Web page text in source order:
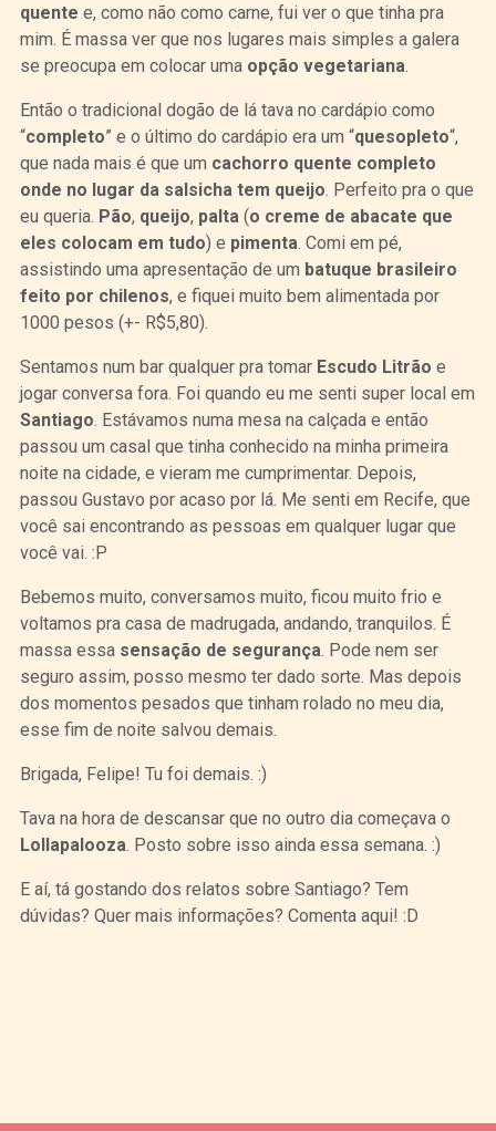
quente e, como não como carne, fui ver o que tinha pra
mim. É massa ver que nos lugares mais simples a galera
se preocupa em colocar uma opção vegetariana
Então o tradicional dogão de lá tava no cardápio como
“completo” e o último do cardápio era um “quesopleto“,
que nada mais é que um cachorro quente completo
onde no lugar da salsicha tem queijo . Perfeito pra o que
eu queria. Pão, queijo, palta (o creme de abacate que
eles colocam em tudo) e pimenta . Comi em pé,
assistindo uma apresentação de um batuque brasileiro
feito por chilenos, e fiquei muito bem alimentada por
1000 pesos (+- R$5,80).
Sentamos num bar qualquer pra tomar Escudo Litrão e
jogar conversa fora. Foi quando eu me senti super local em
Santiago . Estávamos numa mesa na calçada e então
passou um casal que tinha conhecido na minha primeira
noite na cidade, e vieram me cumprimentar. Depois,
passou Gustavo por acaso por lá. Me senti em Recife, que
você sai encontrando as pessoas em qualquer lugar que
você vai. :P
Bebemos muito, conversamos muito, ficou muito frio e
voltamos pra casa de madrugada, andando, tranquilos. É
massa essa sensação de segurança . Pode nem ser
seguro assim, posso mesmo ter dado sorte. Mas depois
dos momentos pesados que tinham rolado no meu dia,
esse fim de noite salvou demais.
Brigada, Felipe! Tu foi demais. :)
Tava na hora de descansar que no outro dia começava o
Lollapalooza . Posto sobre isso ainda essa semana. :)
E aí, tá gostando dos relatos sobre Santiago? Tem
dúvidas? Quer mais informações? Comenta aqui! :D